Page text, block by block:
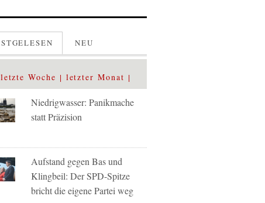
NEU
letzte Woche letzter Monat
Niedrigwasser: Panikmache
statt Präzision
Aufstand gegen Bas und
Klingbeil: Der SPD-Spitze
bricht die eigene Partei weg